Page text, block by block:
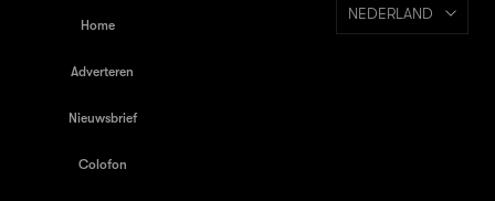
Home
Adverteren
Nieuwsbrief
Colofon
NEDERLAND